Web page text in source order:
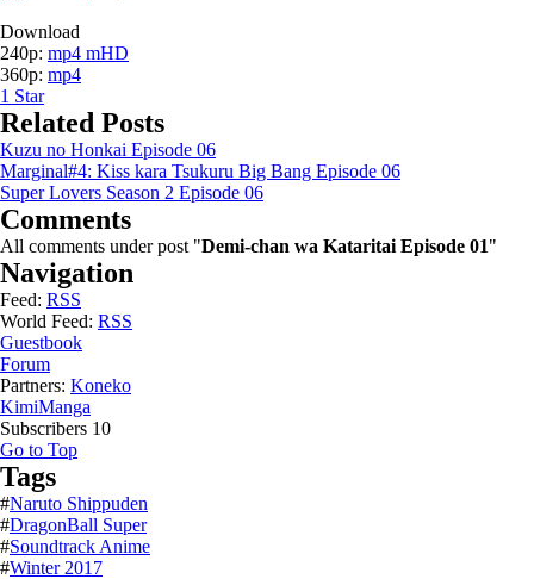
Download
240p: mp4 mHD
360p: mp4
1 Star
Related Posts
Kuzu no Honkai Episode 06
Marginal#4: Kiss kara Tsukuru Big Bang Episode 06
Super Lovers Season 2 Episode 06
Comments
All comments under post "Demi-chan wa Kataritai Episode 01"
Navigation
Feed: RSS
World Feed: RSS
Guestbook
Forum
Partners: Koneko
KimiManga
Subscribers 10
Go to Top
Tags
#Naruto Shippuden
#DragonBall Super
#Soundtrack Anime
#Winter 2017